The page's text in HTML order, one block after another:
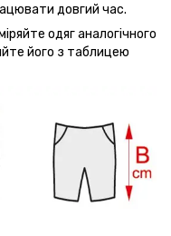
довгий час.
одяг аналогічного
його з таблицею